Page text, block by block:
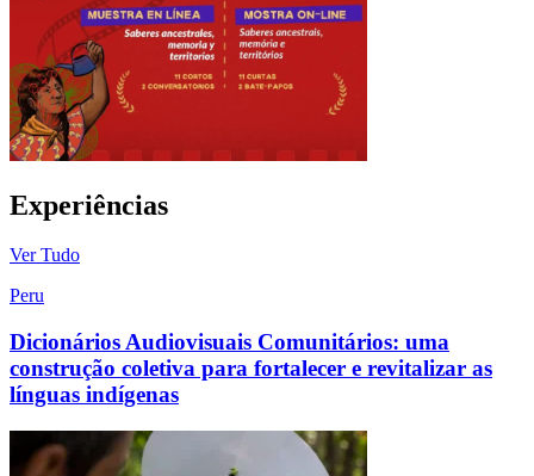
Experiências
Ver Tudo
Peru
Dicionários Audiovisuais Comunitários: uma
construção coletiva para fortalecer e revitalizar as
línguas indígenas